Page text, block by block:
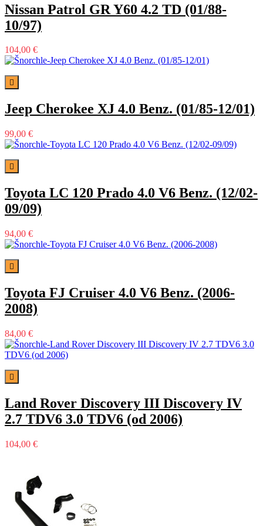
Nissan Patrol GR Y60 4.2 TD (01/88-
10/97)
104,00 €

Jeep Cherokee XJ 4.0 Benz. (01/85-12/01)
99,00 €

Toyota LC 120 Prado 4.0 V6 Benz. (12/02-
09/09)
94,00 €

Toyota FJ Cruiser 4.0 V6 Benz. (2006-
2008)
84,00 €

Land Rover Discovery III Discovery IV
2.7 TDV6 3.0 TDV6 (od 2006)
104,00 €